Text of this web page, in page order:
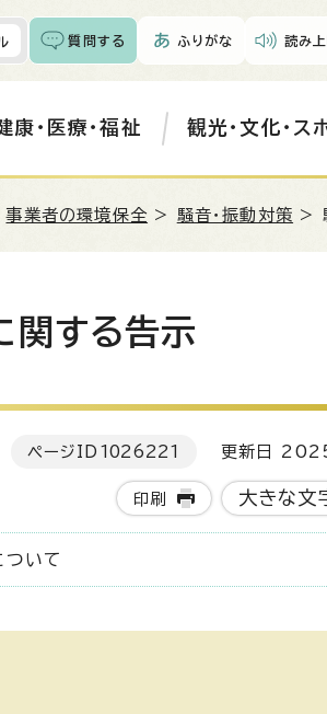
質問する ふりがな 読み
康・医療・福祉 観光・文化・ス
事業者の環境保全 > 騒音・振動対策 >
関する告示
ページID 1026221 更新日
印刷 大きな文
ついて